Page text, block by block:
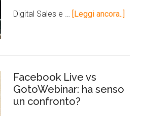
Digital Sales e … [Leggi ancora..]
Facebook Live vs
GotoWebinar: ha senso
un confronto?